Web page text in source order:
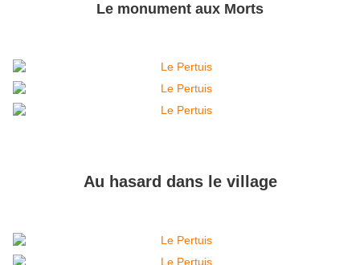
Le monument aux Morts
Au hasard dans le village